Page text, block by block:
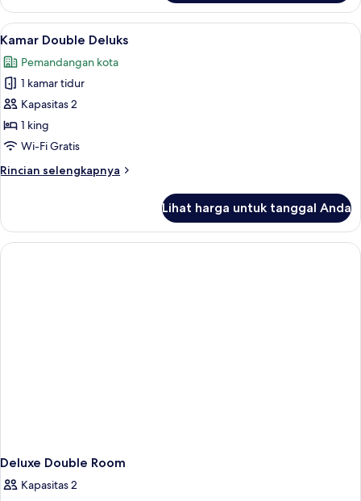
Kamar
Twin
Superior
Lihat
semua
foto
untuk
Kamar
Double
Deluks
9
Kamar Double Deluks
Pemandangan kota
1 kamar tidur
Kapasitas 2
1 king
Wi-Fi Gratis
Rincian selengkapnya
Rincian
Kamar
Double
Deluks
Lihat harga untuk tanggal Anda
Deluxe Double Room
Kapasitas 2